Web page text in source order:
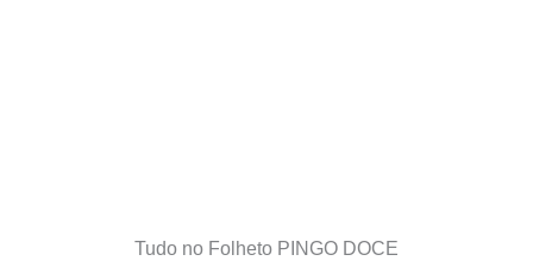
Tudo no Folheto PINGO DOCE